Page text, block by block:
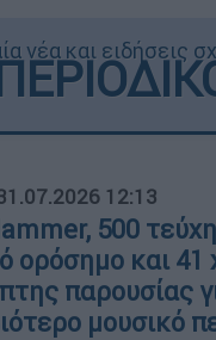
νέα και ειδήσεις
12:13
500
ορόσημο και 41
παρουσίας
μουσικό